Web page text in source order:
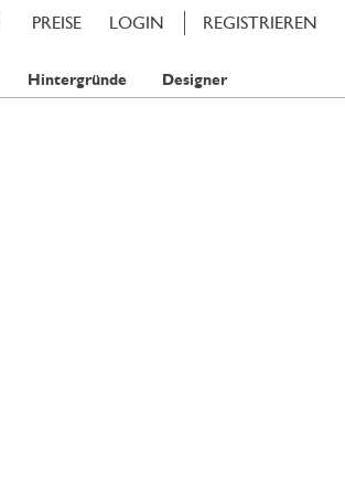
LOGIN REGISTRIEREN
PREISE
Hintergründe Designer